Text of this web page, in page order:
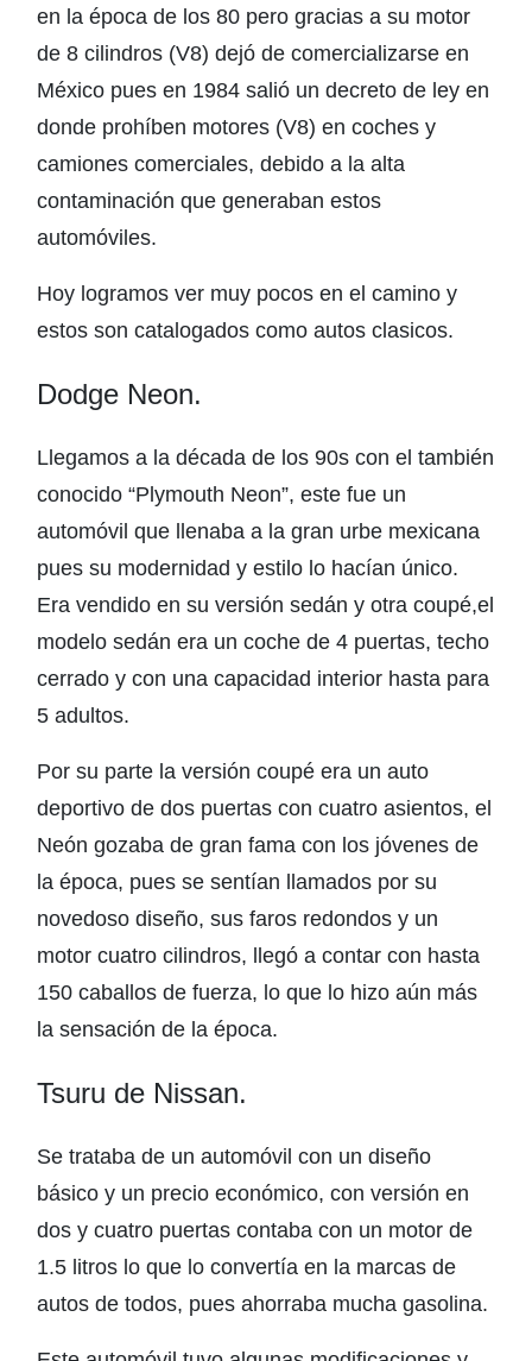
en la época de los 80 pero gracias a su motor
de 8 cilindros (V8) dejó de comercializarse en
México pues en 1984 salió un decreto de ley en
donde prohíben motores (V8) en coches y
camiones comerciales, debido a la alta
contaminación que generaban estos
automóviles.
Hoy logramos ver muy pocos en el camino y
estos son catalogados como autos clasicos.
Dodge Neon.
Llegamos a la década de los 90s con el también
conocido “Plymouth Neon”, este fue un
automóvil que llenaba a la gran urbe mexicana
pues su modernidad y estilo lo hacían único.
Era vendido en su versión sedán y otra coupé,el
modelo sedán era un coche de 4 puertas, techo
cerrado y con una capacidad interior hasta para
5 adultos.
Por su parte la versión coupé era un auto
deportivo de dos puertas con cuatro asientos, el
Neón gozaba de gran fama con los jóvenes de
la época, pues se sentían llamados por su
novedoso diseño, sus faros redondos y un
motor cuatro cilindros, llegó a contar con hasta
150 caballos de fuerza, lo que lo hizo aún más
la sensación de la época.
Tsuru de Nissan.
Se trataba de un automóvil con un diseño
básico y un precio económico, con versión en
dos y cuatro puertas contaba con un motor de
1.5 litros lo que lo convertía en la marcas de
autos de todos, pues ahorraba mucha gasolina.